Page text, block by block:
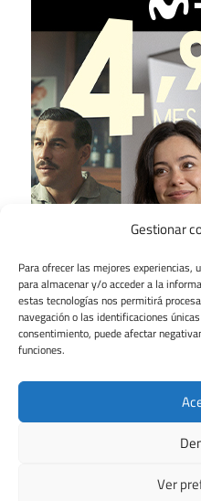
Gestionar
Para ofrecer las mejores experiencias,
para almacenar y/o acceder a la
estas tecnologías nos permitirá
navegación o las identificaciones
consentimiento, puede afectar
funciones.
Ver